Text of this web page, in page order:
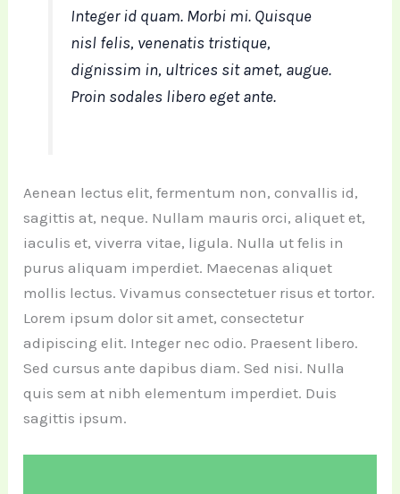
Integer id quam. Morbi mi. Quisque
nisl felis, venenatis tristique,
dignissim in, ultrices sit amet, augue.
Proin sodales libero eget ante.
Aenean lectus elit, fermentum non, convallis id,
sagittis at, neque. Nullam mauris orci, aliquet et,
iaculis et, viverra vitae, ligula. Nulla ut felis in
purus aliquam imperdiet. Maecenas aliquet
mollis lectus. Vivamus consectetuer risus et tortor.
Lorem ipsum dolor sit amet, consectetur
adipiscing elit. Integer nec odio. Praesent libero.
Sed cursus ante dapibus diam. Sed nisi. Nulla
quis sem at nibh elementum imperdiet. Duis
sagittis ipsum.